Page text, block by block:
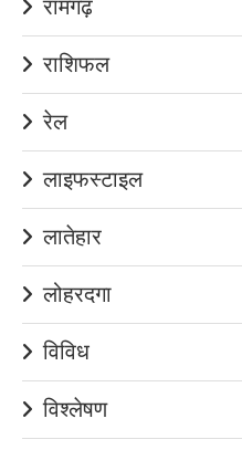
रामगढ़
राशिफल
रेल
लाइफस्टाइल
लातेहार
लोहरदगा
विविध
विश्लेषण